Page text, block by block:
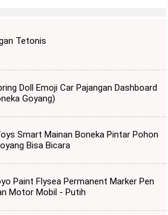
Tetonis
Doll Emoji Car Pajangan Dashboard
Goyang)
Smart Mainan Boneka Pintar Pohon
Bisa Bicara
Paint Flysea Permanent Marker Pen
Motor Mobil - Putih